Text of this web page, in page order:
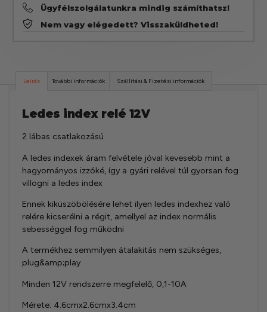
Ügyfélszolgálatunkra mindig számíthatsz!
Nem vagy elégedett? Visszaküldheted!
Leírás További információk Szállítási & Fizetési információk
Ledes index relé 12V
2 lábas csatlakozású
A ledes indexek áram felvétele jóval kevesebb mint a
hagyományos izzóké, így a gyári relével túl gyorsan fog
villogni a ledes index
Ennek kiküszöbölésére lehet ilyen ledes indexhez való
relére kicserélni a régit, amellyel az index normális
sebességgel fog működni
A termékhez semmilyen átalakitás nem szükséges,
plug&amp;play
Minden 12V rendszerre megfelelő, 0,1-10A
Mérete: 4.6cmx2.6cmx3.4cm